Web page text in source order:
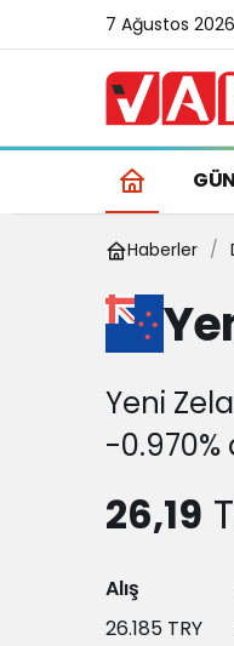
7 Ağustos
Haberler
Yeni
-
26,19
Alış
26.185 TRY